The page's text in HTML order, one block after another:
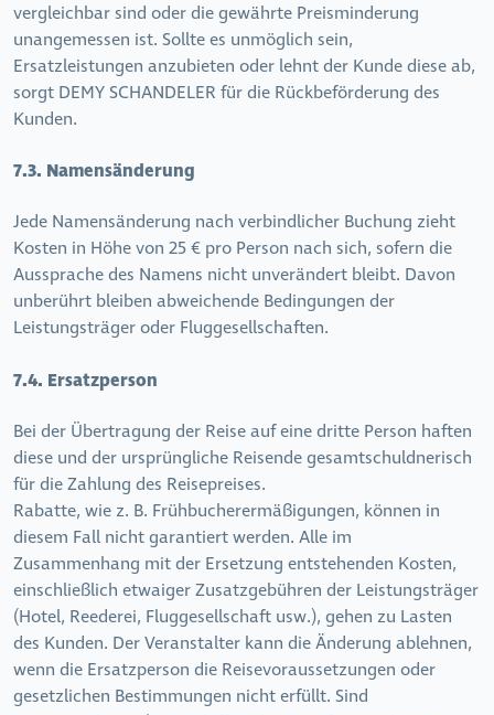
vergleichbar sind oder die gewährte Preisminderung
unangemessen ist. Sollte es unmöglich sein,
Ersatzleistungen anzubieten oder lehnt der Kunde diese ab,
sorgt DEMY SCHANDELER für die Rückbeförderung des
Kunden.
7.3. Namensänderung
Jede Namensänderung nach verbindlicher Buchung zieht
Kosten in Höhe von 25 € pro Person nach sich, sofern die
Aussprache des Namens nicht unverändert bleibt. Davon
unberührt bleiben abweichende Bedingungen der
Leistungsträger oder Fluggesellschaften.
7.4. Ersatzperson
Bei der Übertragung der Reise auf eine dritte Person haften
diese und der ursprüngliche Reisende gesamtschuldnerisch
für die Zahlung des Reisepreises.
Rabatte, wie z. B. Frühbucherermäßigungen, können in
diesem Fall nicht garantiert werden. Alle im
Zusammenhang mit der Ersetzung entstehenden Kosten,
einschließlich etwaiger Zusatzgebühren der Leistungsträger
(Hotel, Reederei, Fluggesellschaft usw.), gehen zu Lasten
des Kunden. Der Veranstalter kann die Änderung ablehnen,
wenn die Ersatzperson die Reisevoraussetzungen oder
gesetzlichen Bestimmungen nicht erfüllt. Sind